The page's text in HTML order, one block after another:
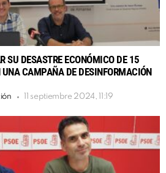
SU DESASTRE ECONÓMICO DE 15
CAMPAÑA DE DESINFORMACIÓN
11 septiembre 2024, 11:19